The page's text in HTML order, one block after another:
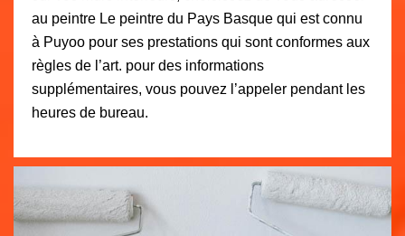
au peintre Le peintre du Pays Basque qui est connu
à Puyoo pour ses prestations qui sont conformes aux
règles de l’art. pour des informations
supplémentaires, vous pouvez l’appeler pendant les
heures de bureau.